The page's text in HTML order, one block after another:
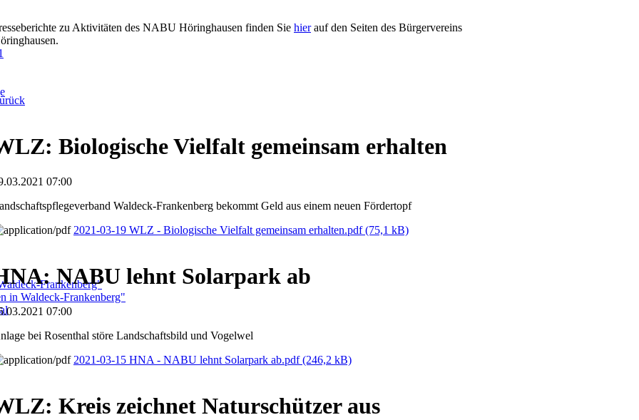
Frankenberg"
in Waldeck-Frankenberg"
zu Aktivitäten des NABU Höringhausen finden Sie hierauf den Seiten des Bürgervereins
Biologische Vielfalt gemeinsam erhalten
07:00
Waldeck-Frankenberg bekommt Geld aus einem neuen Fördertopf
2021-03-19 WLZ - Biologische Vielfalt gemeinsam erhalten.pdf(75,1 kB)
NABU lehnt Solarpark ab
07:00
bei Rosenthal störe Landschaftsbild und Vogelwel
2021-03-15 HNA - NABU lehnt Solarpark ab.pdf(246,2 kB)
Kreis zeichnet Naturschützer aus